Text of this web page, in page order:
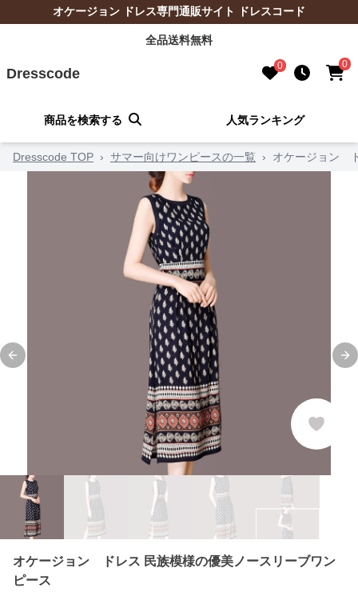
オケージョン ドレス専門通販サイト ドレスコード
全品送料無料
Dresscode 0 0
商品を検索する 人気ランキング
Dresscode TOP › サマー向けワンピースの一覧 › オケージョン
Previous slide
オケージョン ドレス 民族模様の優美ノースリーブワン
ピース